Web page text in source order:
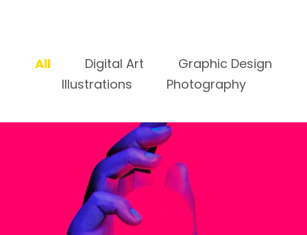
All Digital Art
Graphic Design
Illustrations
Photography